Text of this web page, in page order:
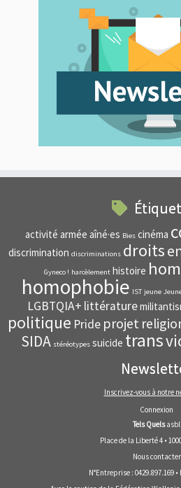
activité armée aîné·es Bies cinéma
discrimination discriminations droits
Gyneco ! harcèlement histoire
homophobie IST jeune
LGBTQIA+ littérature
politique Pride projet
SIDA stéréotypes suicide trans
Inscrivez-vous à notre
Connexion
Tels Quelsasbl
Place de la Liberté 4 •
Nous contacter
N°Entreprise : 0429.897.169